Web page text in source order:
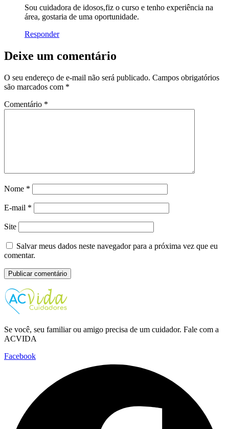
Sou cuidadora de idosos,fiz o curso e tenho experiência na
área, gostaria de uma oportunidade.
Responder
Deixe um comentário
O seu endereço de e-mail não será publicado. Campos obrigatórios
são marcados com *
Comentário *
Nome *
E-mail *
Site
Salvar meus dados neste navegador para a próxima vez que eu
comentar.
Se você, seu familiar ou amigo precisa de um cuidador. Fale com a
ACVIDA
Facebook